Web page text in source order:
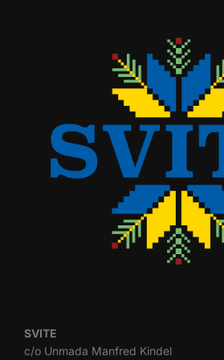
SVITE
c/o Unmada Manfred Kindel